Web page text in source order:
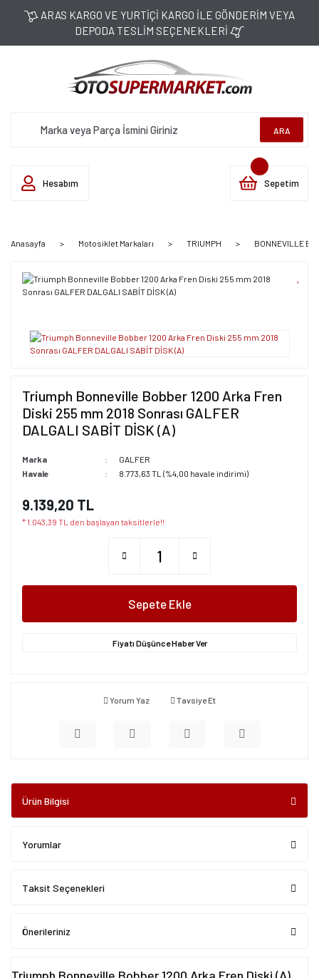
ARAS KARGO VE YURTİÇİ KARGO İLE GÖNDERİM VEYA
DEPODA TESLİM SEÇENEKLERİ
ARA
Hesabım Sepetim
Anasayfa Motosiklet Markaları TRIUMPH BONNEVILLE
Triumph Bonneville Bobber 1200 Arka Fren
Diski 255 mm 2018 Sonrası GALFER
DALGALI SABİT DİSK (A)
Marka
GALFER
Havale
8.773,63 TL (%4,00 havale indirimi)
9.139,20 TL
* 1.043,39 TL den başlayan taksitlerle!!
Sepete Ekle
Fiyatı Düşünce Haber Ver
Yorum Yaz Tavsiye Et
Ürün Bilgisi
Yorumlar
Taksit Seçenekleri
Önerileriniz